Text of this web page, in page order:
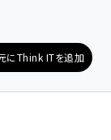
にThink ITを追加